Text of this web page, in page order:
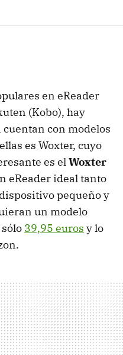
en eReader
(Kobo), hay
con modelos
es Woxter, cuyo
es elWoxter
eReader ideal tanto
pequeño y
un modelo
39,95 euros y lo